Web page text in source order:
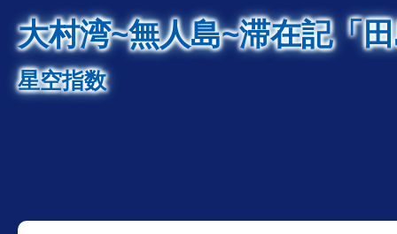
大村湾~無人島~滞在記「
星空指数